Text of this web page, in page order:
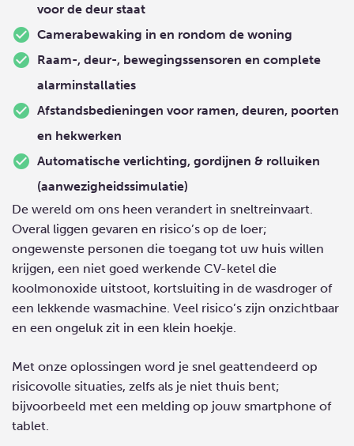
voor de deur staat
Camerabewaking in en rondom de woning
Raam-, deur-, bewegingssensoren en complete
alarminstallaties
Afstandsbedieningen voor ramen, deuren, poorten
en hekwerken
Automatische verlichting, gordijnen & rolluiken
(aanwezigheidssimulatie)
De wereld om ons heen verandert in sneltreinvaart.
Overal liggen gevaren en risico’s op de loer;
ongewenste personen die toegang tot uw huis willen
krijgen, een niet goed werkende CV-ketel die
koolmonoxide uitstoot, kortsluiting in de wasdroger of
een lekkende wasmachine. Veel risico’s zijn onzichtbaar
en een ongeluk zit in een klein hoekje.
Met onze oplossingen word je snel geattendeerd op
risicovolle situaties, zelfs als je niet thuis bent;
bijvoorbeeld met een melding op jouw smartphone of
tablet.